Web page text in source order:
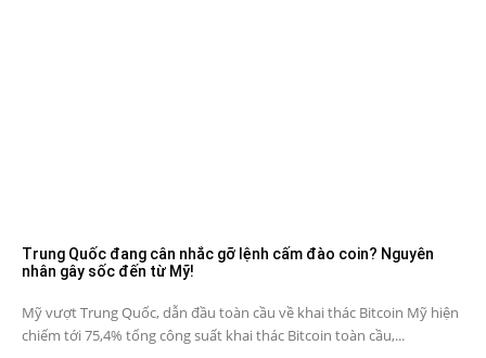
Trung Quốc đang cân nhắc gỡ lệnh cấm đào coin? Nguyên
nhân gây sốc đến từ Mỹ!
Mỹ vượt Trung Quốc, dẫn đầu toàn cầu về khai thác Bitcoin Mỹ hiện
chiếm tới 75,4% tổng công suất khai thác Bitcoin toàn cầu,...